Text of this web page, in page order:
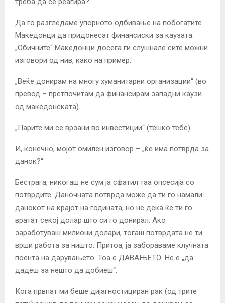
Да го разгледаме упорното одбивање на побогатите
Македонци да придонесат финансиски за каузата.
„Обичните“ Македонци досега ги слушнале сите можни
изговори од нив, како на пример:
„Веќе донирам на многу хуманитарни организации“ (во
превод – претпочитам да финансирам западни каузи
од македонската)
„Парите ми се врзани во инвестиции“ (тешко тебе)
И, конечно, мојот омилен изговор – „ќе има потврда за
данок?“
Бестрага, никогаш не сум ја сфатил таа опсесија со
потврдите. Даночната потврда може да ти го намали
данокот на крајот на годината, но не дека ќе ти го
вратат секој долар што си го донирал. Ако
заработуваш милиони долари, тогаш потврдата не ти
врши работа за ништо. Притоа, ја забораваме клучната
поента на дарувањето. Тоа е ДАВАЊЕТО. Не е „да
дадеш за нешто да добиеш“.
Кога првпат ми беше дијагностициран рак (од трите